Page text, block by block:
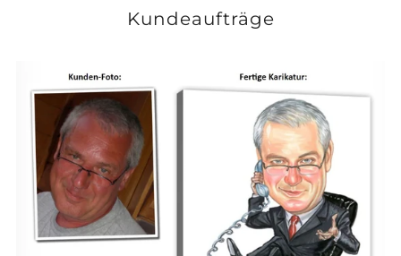
Kundeaufträge